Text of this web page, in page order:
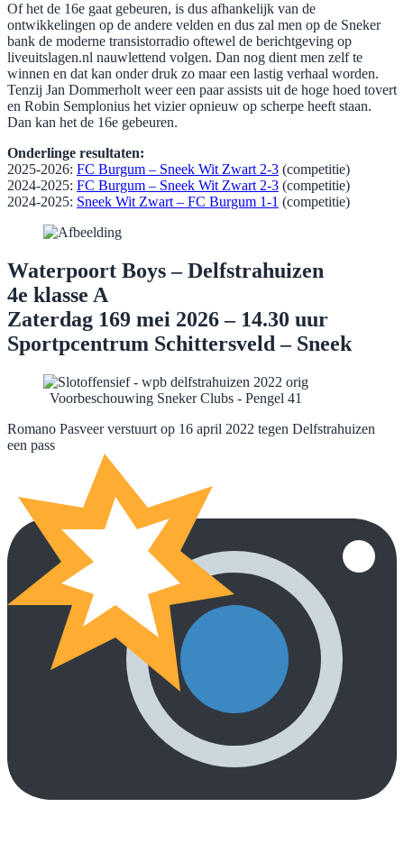
Of het de 16e gaat gebeuren, is dus afhankelijk van de
ontwikkelingen op de andere velden en dus zal men op de Sneker
bank de moderne transistorradio oftewel de berichtgeving op
liveuitslagen.nl nauwlettend volgen. Dan nog dient men zelf te
winnen en dat kan onder druk zo maar een lastig verhaal worden.
Tenzij Jan Dommerholt weer een paar assists uit de hoge hoed tovert
en Robin Semplonius het vizier opnieuw op scherpe heeft staan.
Dan kan het de 16e gebeuren.
Onderlinge resultaten:
2025-2026: FC Burgum – Sneek Wit Zwart 2-3 (competitie)
2024-2025: FC Burgum – Sneek Wit Zwart 2-3 (competitie)
2024-2025: Sneek Wit Zwart – FC Burgum 1-1 (competitie)
Waterpoort Boys – Delfstrahuizen
4e klasse A
Zaterdag 169 mei 2026 – 14.30 uur
Sportpcentrum Schittersveld – Sneek
Voorbeschouwing Sneker Clubs - Pengel 41
Romano Pasveer verstuurt op 16 april 2022 tegen Delfstrahuizen
een pass